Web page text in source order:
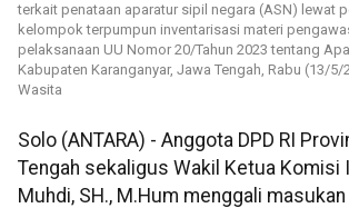
terkait penataan aparatur sipil negara (ASN) lewat
kelompok terpumpun inventarisasi materi
pelaksanaan UU Nomor 20/Tahun 2023 tentang
Kabupaten Karanganyar, Jawa Tengah, Rabu (13/
Wasita
Solo (ANTARA) - Anggota DPD RI
Tengah sekaligus Wakil Ketua Komisi I
Muhdi, SH., M.Hum menggali